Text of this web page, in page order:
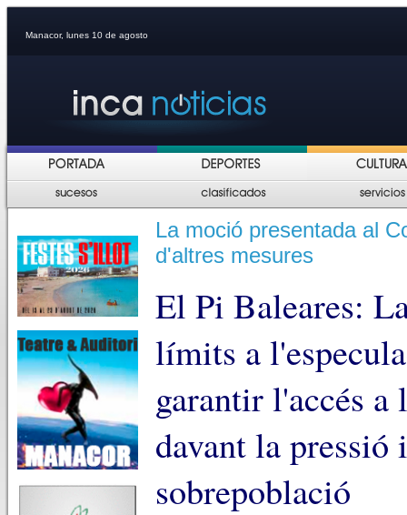
Manacor, lunes 10 de agosto
La moció presentada al
d'altres mesures
El Pi Baleares:
límits a
garantir l'accés a
davant la pressió
sobrepoblació